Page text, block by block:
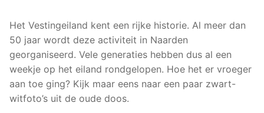
Het Vestingeiland kent een rijke historie. Al meer dan
50 jaar wordt deze activiteit in Naarden
georganiseerd. Vele generaties hebben dus al een
weekje op het eiland rondgelopen. Hoe het er vroeger
aan toe ging? Kijk maar eens naar een paar zwart-
witfoto’s uit de oude doos.